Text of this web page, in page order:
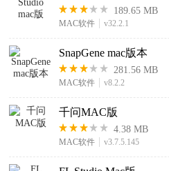
189.65 MB
MAC软件 v32.2.1
SnapGene mac版本
281.56 MB
MAC软件 v8.2.2
千问MAC版
4.38 MB
MAC软件 v3.7.5.145